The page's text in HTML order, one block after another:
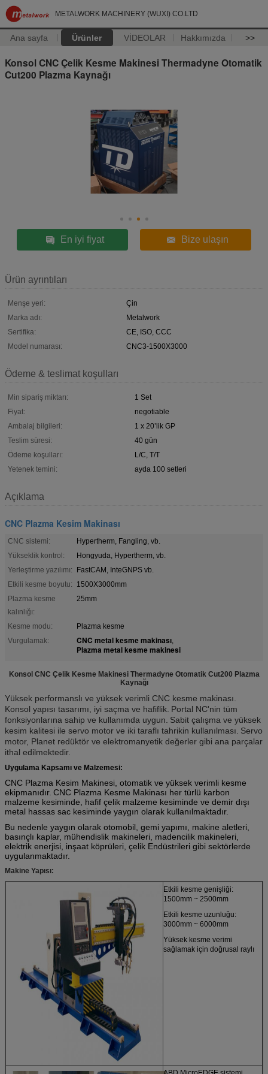
METALWORK MACHINERY (WUXI) CO.LTD
Ana sayfa Ürünler VİDEOLAR Hakkımızda >>
Konsol CNC Çelik Kesme Makinesi Thermadyne Otomatik
Cut200 Plazma Kaynağı
En iyi fiyat Bize ulaşın
Ürün ayrıntıları
Menşe yeri:
Çin
Marka adı:
Metalwork
Sertifika:
CE, ISO, CCC
Model numarası:
CNC3-1500X3000
Ödeme & teslimat koşulları
Min sipariş miktarı:
1 Set
Fiyat:
negotiable
Ambalaj bilgileri:
1 x 20’lik GP
Teslim süresi:
40 gün
Ödeme koşulları:
L/C, T/T
Yetenek temini:
ayda 100 setleri
Açıklama
CNC Plazma Kesim Makinası
CNC sistemi:
Hypertherm, Fangling, vb.
Yükseklik kontrol:
Hongyuda, Hypertherm, vb.
Yerleştirme yazılımı:
FastCAM, InteGNPS vb.
Etkili kesme boyutu:
1500X3000mm
Plazma kesme
kalınlığı:
25mm
Kesme modu:
Plazma kesme
Vurgulamak:
CNC metal kesme makinası,
Plazma metal kesme makinesi
Konsol CNC Çelik Kesme Makinesi Thermadyne Otomatik Cut200 Plazma
Kaynağı
Yüksek performanslı ve yüksek verimli CNC kesme makinası.
Konsol yapısı tasarımı, iyi saçma ve hafiflik. Portal NC'nin tüm
fonksiyonlarına sahip ve kullanımda uygun. Sabit çalışma ve yüksek
kesim kalitesi ile servo motor ve iki taraflı tahrikin kullanılması. Servo
motor, Planet redüktör ve elektromanyetik değerler gibi ana parçalar
ithal edilmektedir.
Uygulama Kapsamı ve Malzemesi:
CNC Plazma Kesim Makinesi, otomatik ve yüksek verimli kesme
ekipmanıdır. CNC Plazma Kesme Makinası her türlü karbon
malzeme kesiminde, hafif çelik malzeme kesiminde ve demir dışı
metal hassas sac kesiminde yaygın olarak kullanılmaktadır.
Bu nedenle yaygın olarak otomobil, gemi yapımı, makine aletleri,
basınçlı kaplar, mühendislik makineleri, madencilik makineleri,
elektrik enerjisi, inşaat köprüleri, çelik Endüstrileri gibi sektörlerde
uygulanmaktadır.
Makine Yapısı:
Etkili kesme genişliği:
1500mm ~ 2500mm
Etkili kesme uzunluğu:
3000mm ~ 6000mm
Yüksek kesme verimi
sağlamak için doğrusal raylı